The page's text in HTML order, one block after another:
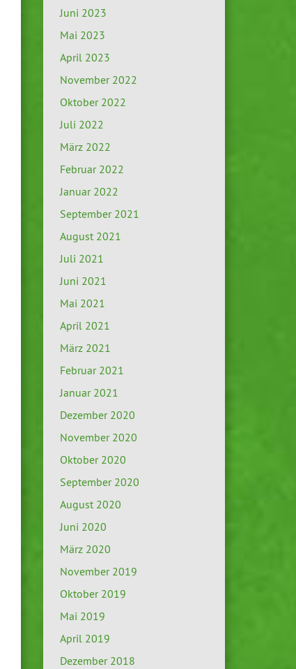
Juni 2023
Mai 2023
April 2023
November 2022
Oktober 2022
Juli 2022
März 2022
Februar 2022
Januar 2022
September 2021
August 2021
Juli 2021
Juni 2021
Mai 2021
April 2021
März 2021
Februar 2021
Januar 2021
Dezember 2020
November 2020
Oktober 2020
September 2020
August 2020
Juni 2020
März 2020
November 2019
Oktober 2019
Mai 2019
April 2019
Dezember 2018